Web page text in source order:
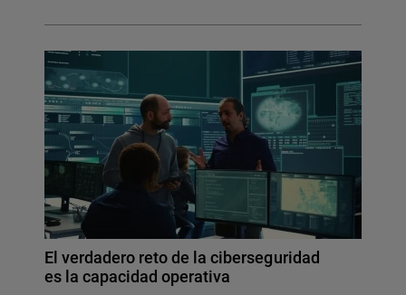
El verdadero reto de la ciberseguridad
es la capacidad operativa